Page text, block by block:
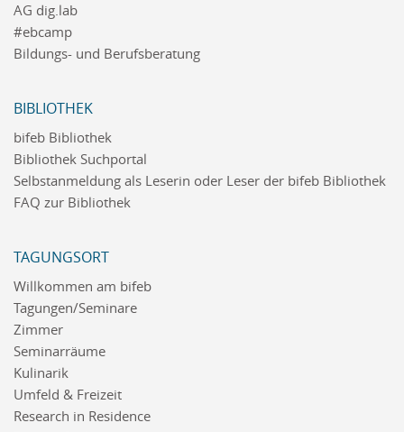
AG dig.lab
#ebcamp
Bildungs- und Berufsberatung
BIBLIOTHEK
bifeb Bibliothek
Bibliothek Suchportal
Selbstanmeldung als Leserin oder Leser der bifeb Bibliothek
FAQ zur Bibliothek
TAGUNGSORT
Willkommen am bifeb
Tagungen/Seminare
Zimmer
Seminarräume
Kulinarik
Umfeld & Freizeit
Research in Residence